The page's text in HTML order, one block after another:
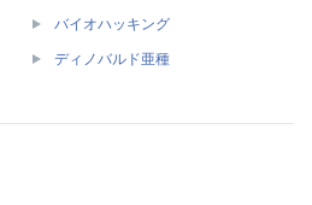
バイオハッキング
ディノバルド亜種